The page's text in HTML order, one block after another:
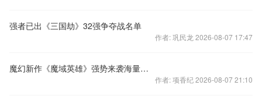
强者已出《三国劫》32强争夺战名单
作者: 巩民龙 2026-08-07 17:47
魔幻新作《魔域英雄》强势来袭海量游戏美图曝光
作者: 项香纪 2026-08-07 21:10